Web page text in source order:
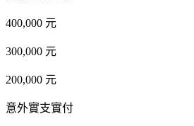
400,000 元
300,000 元
200,000 元
意外實支實付